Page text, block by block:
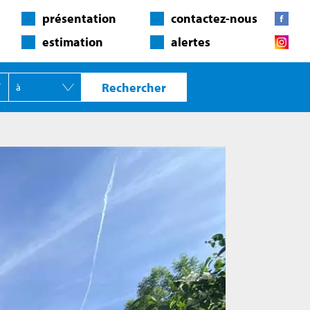
présentation
estimation
contactez-nous
alertes